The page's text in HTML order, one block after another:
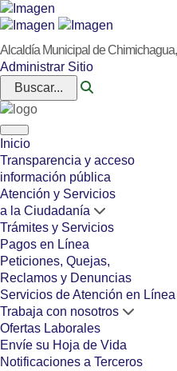
Alcaldía Municipal de
Administrar Sitio
Buscar...
Inicio
Transparencia y acceso
información pública
Atención y Servicios
a la Ciudadanía
Trámites y Servicios
Pagos en Línea
Peticiones, Quejas,
Reclamos y Denuncias
Servicios de Atención en Línea
Trabaja con nosotros
Ofertas Laborales
Envíe su Hoja de Vida
Notificaciones a Terceros